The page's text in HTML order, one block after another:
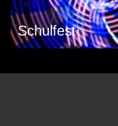
Schulfest